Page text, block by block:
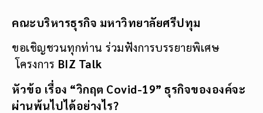
คณะบริหารธุรกิจ มหาวิทยาลัยศรีปทุม
ขอเชิญชวนทุกท่าน ร่วมฟังการบรรยายพิเศษ
โครงการ BIZ Talk
หัวข้อ เรื่อง “วิกฤต Covid-19” ธุรกิจขององค์จะ
ผ่านพ้นไปได้อย่างไร?